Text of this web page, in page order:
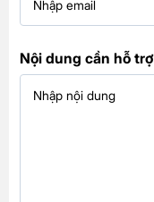
Nội dung cần hỗ trợ